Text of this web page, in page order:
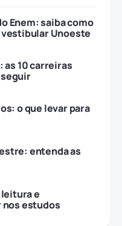
Enem: saiba como
Unoeste
10 carreiras
seguir
o que levar para
entenda as
leitura e
estudos